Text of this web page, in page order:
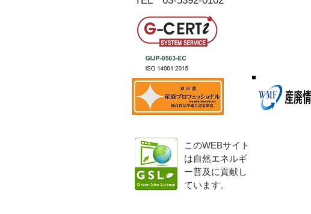
このWEBサイト
は自然エネルギ
ー普及に貢献し
ています。